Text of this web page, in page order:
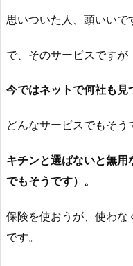
思いついた人、頭いいで
で、そのサービスですが
今ではネットで何社も見
どんなサービスでもそう
キチンと選ばないと無
でもそうです）。
保険を使おうが、使わ
です。